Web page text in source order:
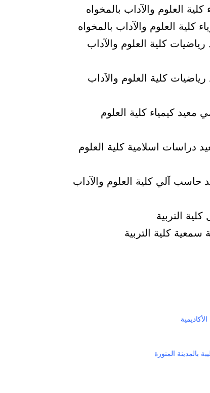
كلية العلوم والآداب
كلية العلوم والآداب
كيمياء كلية العلوم
دراسات اسلامية كلية العلوم
حاسب آلي كلية العلوم والآداب
المنورة